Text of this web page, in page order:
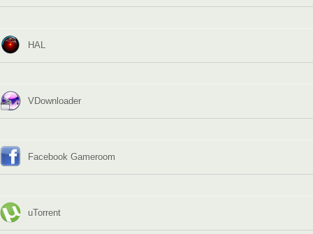
HAL
VDownloader
Facebook Gameroom
uTorrent